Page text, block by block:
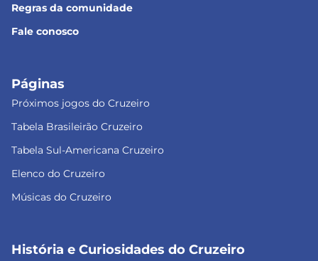
Regras da comunidade
Fale conosco
Páginas
Próximos jogos do Cruzeiro
Tabela Brasileirão Cruzeiro
Tabela Sul-Americana Cruzeiro
Elenco do Cruzeiro
Músicas do Cruzeiro
História e Curiosidades do Cruzeiro